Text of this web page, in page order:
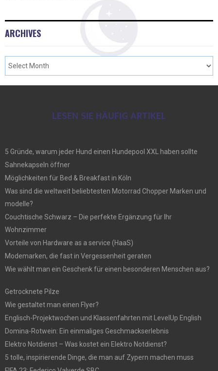
ARCHIVES
LESEN SIE HÄUFIG ARTIKEL
5 Gründe, warum jeder Hund einen Hundepool XXL haben sollte
Sahnekapseln öffner
Möglichkeiten für Bed & Breakfast in Köln
Was sind die weltweit beliebtesten Motorrad Chopper Marken und
modelle?
Couchtische Schwarz – Die perfekte Ergänzung für Ihr
Wohnzimmer
Vorteile von Hardware as a service (HaaS)
Modemarken, die fast in Vergessenheit geraten
Wie wählt man ein Geschenk für einen besonderen Menschen aus?
Getrocknete Pilze
Wie gestaltet man einen Flyer?
Englisch-Projektwochen und Klassenfahrten mit LevelUp English
Domina-Rotwein: Ein einmaliges Geschmackserlebnis
Elektro Notdienst – Was kostet ein Elektro Notdienst?
5 tolle, inspirierende Dinge, die man auf Zypern machen muss